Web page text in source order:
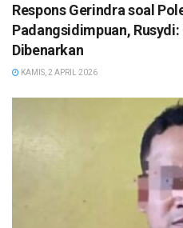
Respons Gerindra soal
Padangsidimpuan,
Dibenarkan
KAMIS, 2 APRIL 2026